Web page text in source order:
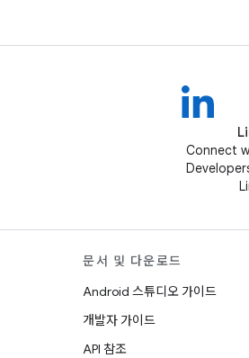
Connect
문서 및 다운로드
Android 스튜디오 가이드
개발자 가이드
API 참조